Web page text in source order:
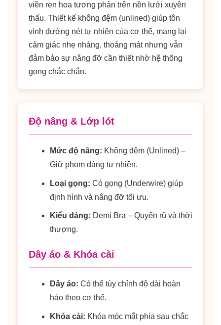
viền ren hoa tương phản trên nền lưới xuyên
thấu. Thiết kế không đệm (unlined) giúp tôn
vinh đường nét tự nhiên của cơ thể, mang lại
cảm giác nhẹ nhàng, thoáng mát nhưng vẫn
đảm bảo sự nâng đỡ cần thiết nhờ hệ thống
gọng chắc chắn.
Độ nâng & Lớp lót
Mức độ nâng: Không đệm (Unlined) –
Giữ phom dáng tự nhiên.
Loại gọng: Có gọng (Underwire) giúp
định hình và nâng đỡ tối ưu.
Kiểu dáng: Demi Bra – Quyến rũ và thời
thượng.
Dây áo & Khóa cài
Dây áo: Có thể tùy chỉnh độ dài hoàn
hảo theo cơ thể.
Khóa cài: Khóa móc mắt phía sau chắc